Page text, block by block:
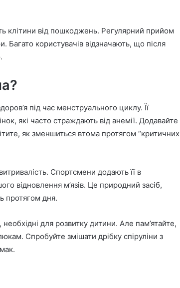
клітини від пошкоджень. Регулярний прийом
Багато користувачів відзначають, що після
під час менструального циклу. Її
які часто страждають від анемії. Додавайте
як зменшиться втома протягом “критичних
Спортсмени додають її в
відновлення м’язів. Це природний засіб,
протягом дня.
для розвитку дитини. Але пам’ятайте,
Спробуйте змішати дрібку спіруліни з